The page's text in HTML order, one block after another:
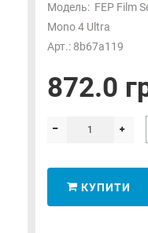
Модель: FEP Film
Mono 4 Ultra
Арт.: 8b67a119
872.0
КУПИТИ